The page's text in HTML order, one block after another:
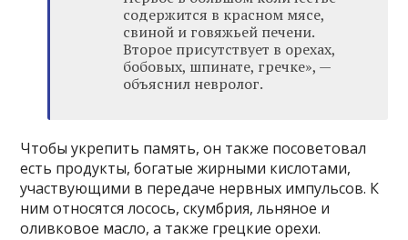
содержится в красном мясе,
свиной и говяжьей печени.
Второе присутствует в орехах,
бобовых, шпинате, гречке», —
объяснил невролог.
Чтобы укрепить память, он также посоветовал
есть продукты, богатые жирными кислотами,
участвующими в передаче нервных импульсов. К
ним относятся лосось, скумбрия, льняное и
оливковое масло, а также грецкие орехи.